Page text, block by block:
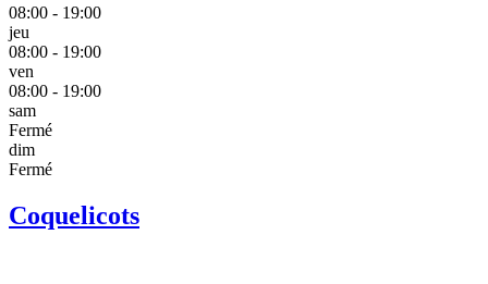
08:00 - 19:00
jeu
08:00 - 19:00
ven
08:00 - 19:00
sam
Fermé
dim
Fermé
Coquelicots